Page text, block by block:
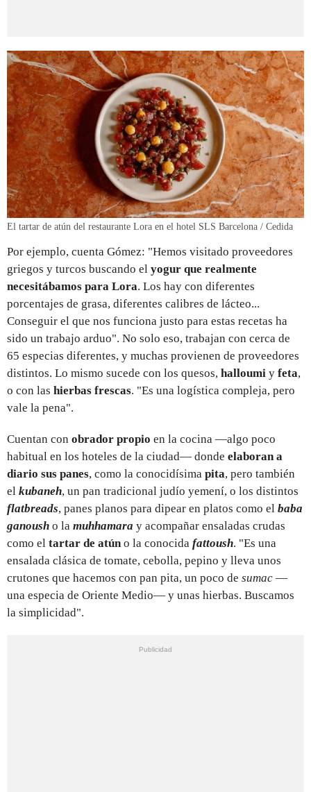
El tartar de atún del restaurante Lora en el hotel SLS Barcelona / Cedida
Por ejemplo, cuenta Gómez: "Hemos visitado proveedores
griegos y turcos buscando el yogur que realmente
necesitábamos para Lora. Los hay con diferentes
porcentajes de grasa, diferentes calibres de lácteo...
Conseguir el que nos funciona justo para estas recetas ha
sido un trabajo arduo". No solo eso, trabajan con cerca de
65 especias diferentes, y muchas provienen de proveedores
distintos. Lo mismo sucede con los quesos, halloumi y feta,
o con las hierbas frescas. "Es una logística compleja, pero
vale la pena".
Cuentan con obrador propio en la cocina —algo poco
habitual en los hoteles de la ciudad— donde elaboran a
diario sus panes, como la conocidísima pita, pero también
el kubaneh, un pan tradicional judío yemení, o los distintos
flatbreads, panes planos para dipear en platos como el baba
ganoush o la muhhamara y acompañar ensaladas crudas
como el tartar de atúno la conocida fattoush. "Es una
ensalada clásica de tomate, cebolla, pepino y lleva unos
crutones que hacemos con pan pita, un poco de sumac —
una especia de Oriente Medio— y unas hierbas. Buscamos
la simplicidad".